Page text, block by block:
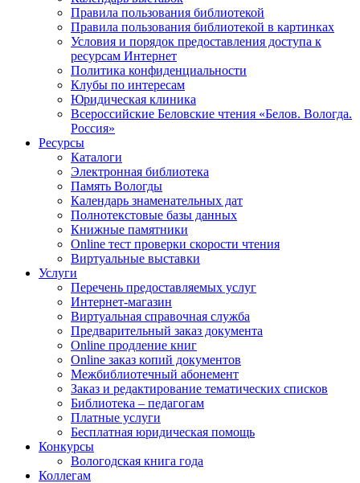
Правила пользования библиотекой
Правила пользования библиотекой в картинках
Условия и порядок предоставления доступа к
ресурсам Интернет
Политика конфиденциальности
Клубы по интересам
Юридическая клиника
Всероссийские Беловские чтения «Белов. Вологда.
Россия»
Ресурсы
Каталоги
Электронная библиотека
Память Вологды
Календарь знаменательных дат
Полнотекстовые базы данных
Книжные памятники
Online тест проверки скорости чтения
Виртуальные выставки
Услуги
Перечень предоставляемых услуг
Интернет-магазин
Виртуальная справочная служба
Предварительный заказ документа
Online продление книг
Online заказ копий документов
Межбиблиотечный абонемент
Заказ и редактирование тематических списков
Библиотека – педагогам
Платные услуги
Бесплатная юридическая помощь
Конкурсы
Вологодская книга года
Коллегам